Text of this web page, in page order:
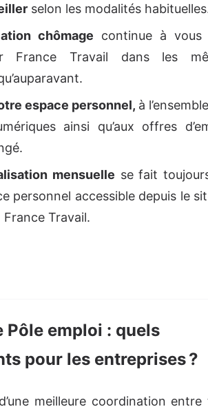
selon les modalités
chômage continue à vous
France Travail dans les
espace personnel, à
ainsi qu’aux offres
mensuelle se fait
personnel accessible depuis le
France Travail.
Pôle emploi : quels
pour les entreprises ?
meilleure coordination entre